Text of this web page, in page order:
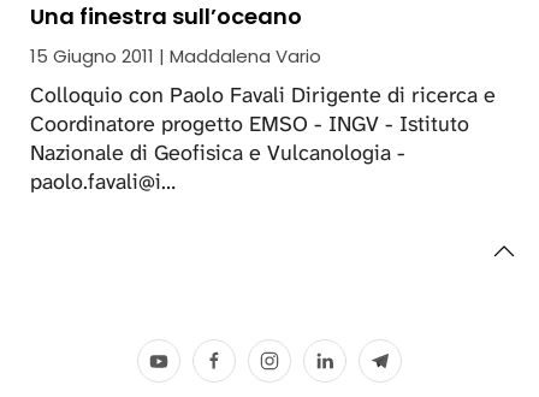
Una finestra sull’oceano
15 Giugno 2011 | Maddalena Vario
Colloquio con Paolo Favali Dirigente di ricerca e
Coordinatore progetto EMSO - INGV - Istituto
Nazionale di Geofisica e Vulcanologia -
paolo.favali@i…